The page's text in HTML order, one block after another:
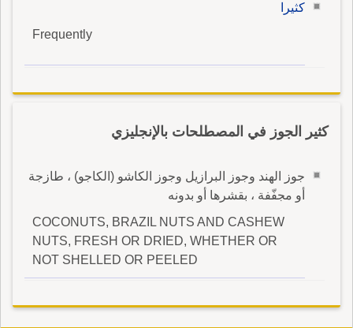
كثيرا
Frequently
كثير الجوز في المصطلحات بالإنجليزي
جوز الهند وجوز البرازيل وجوز الكاشو (الكاجو) ، طازجة
أو مجفّفة ، بقشرها أو بدونه
COCONUTS, BRAZIL NUTS AND CASHEW
NUTS, FRESH OR DRIED, WHETHER OR
NOT SHELLED OR PEELED